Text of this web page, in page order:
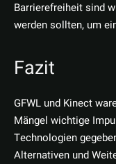
Barrierefreiheit sind
werden sollten, um
Fazit
GFWL und Kinect
Mängel wichtige
Technologien
Alternativen und